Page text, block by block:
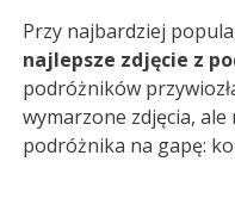
Przy najbardziej
najlepsze zdjęcie z
podróżników
wymarzone zdjęcia,
podróżnika na gapę: